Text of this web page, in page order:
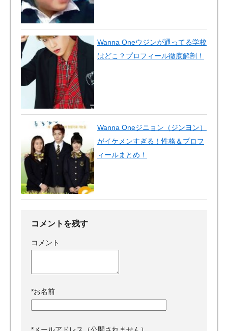
Wanna Oneウジンが通ってる学校
はどこ？プロフィール徹底解剖！
Wanna Oneジニョン（ジンヨン）
がイケメンすぎる！性格＆プロフ
ィールまとめ！
コメントを残す
コメント
*お名前